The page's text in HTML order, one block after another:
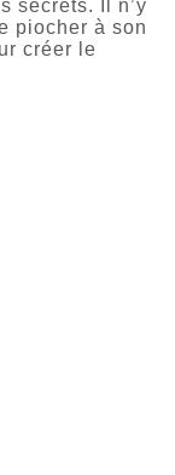
secrets. Il n’y
piocher à son
créer le